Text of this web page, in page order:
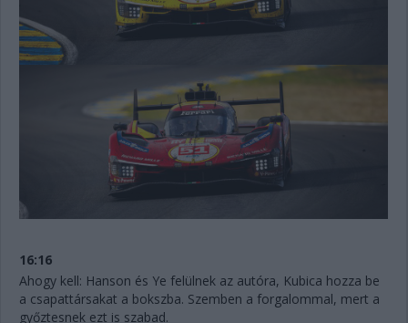
16:16
Ahogy kell: Hanson és Ye felülnek az autóra, Kubica hozza be
a csapattársakat a bokszba. Szemben a forgalommal, mert a
győztesnek ezt is szabad.